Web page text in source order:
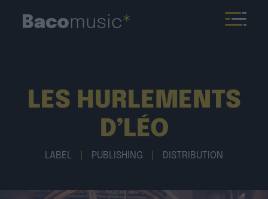
LES HURLEMENTS
D’LÉO
LABEL PUBLISHING DISTRIBUTION